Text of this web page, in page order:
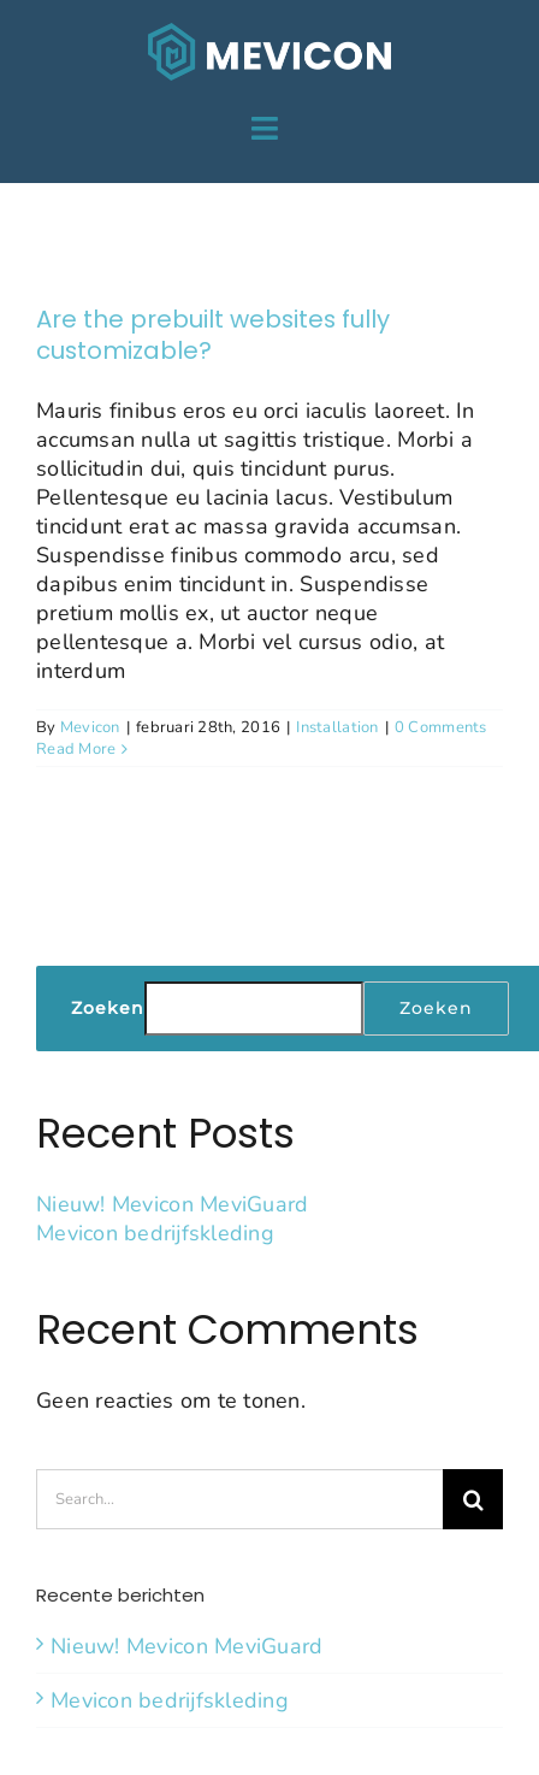
Toggle
Navigation
HOME
OVER MEVICON
PROJECTEN
CONTACT
Are the prebuilt websites fully
customizable?
Mauris finibus eros eu orci iaculis laoreet. In
accumsan nulla ut sagittis tristique. Morbi a
sollicitudin dui, quis tincidunt purus.
Pellentesque eu lacinia lacus. Vestibulum
tincidunt erat ac massa gravida accumsan.
Suspendisse finibus commodo arcu, sed
dapibus enim tincidunt in. Suspendisse
pretium mollis ex, ut auctor neque
pellentesque a. Morbi vel cursus odio, at
interdum
By Mevicon | februari 28th, 2016 | Installation | 0 Comments
Read More
Zoeken Zoeken
Recent Posts
Nieuw! Mevicon MeviGuard
Mevicon bedrijfskleding
Recent Comments
Geen reacties om te tonen.
for:
Recente berichten
Nieuw! Mevicon MeviGuard
Mevicon bedrijfskleding